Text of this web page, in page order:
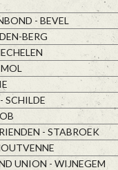
- BEVEL
BERG
SCHILDE
- STABROEK
UNION - WIJNEGEM